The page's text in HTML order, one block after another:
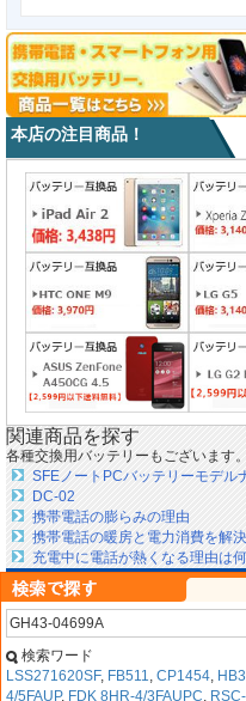
本店の注目商品！
関連商品を探す
各種交換用バッテリーもございます。
SFEノートPCバッテリーモデル
DC-02
携帯電話の膨らみの理由
携帯電話の暖房と電力消費を解
充電中に電話が熱くなる理由は
検索ワード
LSS271620SF, FB511, CP1454,
4/5FAUP, FDK 8HR-4/3FAUPC,